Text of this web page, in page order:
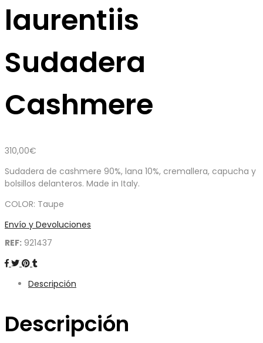
laurentiis
Sudadera
Cashmere
310,00€
Sudadera de cashmere 90%, lana 10%, cremallera, capucha y
bolsillos delanteros. Made in Italy.
COLOR: Taupe
Envío y Devoluciones
REF: 921437
Descripción
Descripción